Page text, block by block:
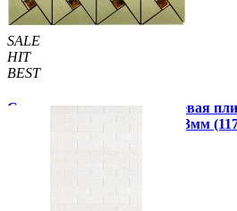
SALE
HIT
BEST
Самоклеющаяся алюминиевая
стразами мозаика 300х300х3мм